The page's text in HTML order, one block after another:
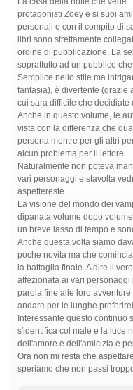
protagonisti Zoey e si suoi
personali e con il compito di
libri sono strettamente
ordine di pubblicazione. La
soprattutto ad un pubblico
Semplice nello stile ma
fantasia), è divertente (grazie
cui sarà difficile che decidiate
Anche in questo volume, le
vista con la differenza che
persona mentre per gli altri
alcun problema per il lettore.
Naturalmente non poteva
vari personaggi e stavolta
aspettereste.
La visione del mondo dei
dipanata volume dopo
un breve lasso di tempo e
Anche questa volta siamo
poche novità ma che
la battaglia finale. A dire il
affezionata ai vari
parola fine alle loro
andare per le lunghe
Interessante questo continuo
s'identifica col male e la luce
dell'amore e dell'amicizia e
Ora non mi resta che
speriamo che non passi